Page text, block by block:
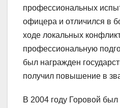
профессиональных
офицера и отличился в
ходе локальных
профессиональную
был награжден
получил повышение в
В 2004 году Горовой